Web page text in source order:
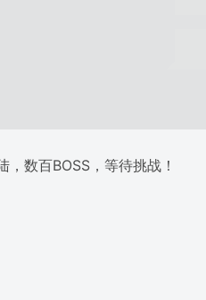
数百BOSS，等待挑战！